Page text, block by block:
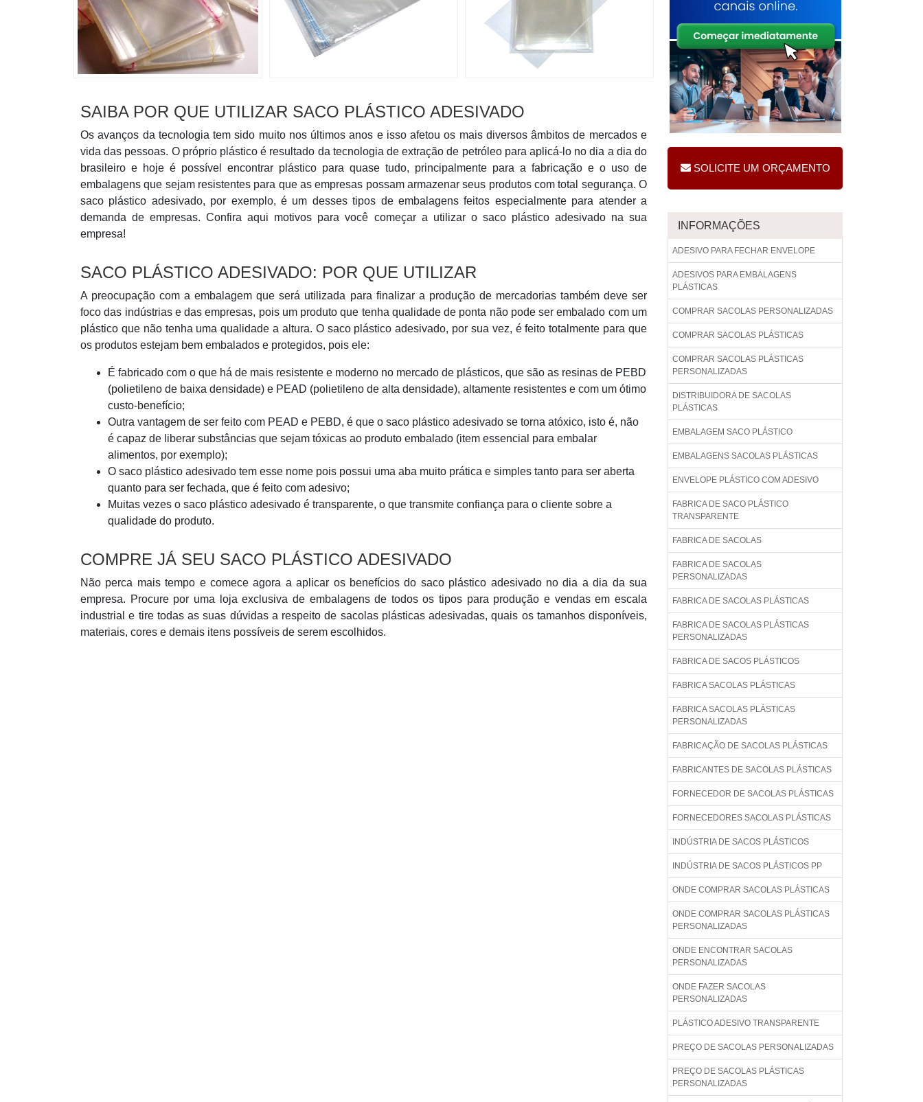
SAIBA POR QUE UTILIZAR SACO PLÁSTICO ADESIVADO
Os avanços da tecnologia tem sido muito nos últimos anos e isso afetou os mais diversos âmbitos de mercados e
vida das pessoas. O próprio plástico é resultado da tecnologia de extração de petróleo para aplicá-lo no dia a dia do
brasileiro e hoje é possível encontrar plástico para quase tudo, principalmente para a fabricação e o uso de
embalagens que sejam resistentes para que as empresas possam armazenar seus produtos com total segurança. O
saco plástico adesivado, por exemplo, é um desses tipos de embalagens feitos especialmente para atender a
demanda de empresas. Confira aqui motivos para você começar a utilizar o saco plástico adesivado na sua
empresa!
SACO PLÁSTICO ADESIVADO: POR QUE UTILIZAR
A preocupação com a embalagem que será utilizada para finalizar a produção de mercadorias também deve ser
foco das indústrias e das empresas, pois um produto que tenha qualidade de ponta não pode ser embalado com um
plástico que não tenha uma qualidade a altura. O saco plástico adesivado, por sua vez, é feito totalmente para que
os produtos estejam bem embalados e protegidos, pois ele:
É fabricado com o que há de mais resistente e moderno no mercado de plásticos, que são as resinas de PEBD
(polietileno de baixa densidade) e PEAD (polietileno de alta densidade), altamente resistentes e com um ótimo
custo-benefício;
Outra vantagem de ser feito com PEAD e PEBD, é que o saco plástico adesivado se torna atóxico, isto é, não
é capaz de liberar substâncias que sejam tóxicas ao produto embalado (item essencial para embalar
alimentos, por exemplo);
O saco plástico adesivado tem esse nome pois possui uma aba muito prática e simples tanto para ser aberta
quanto para ser fechada, que é feito com adesivo;
Muitas vezes o saco plástico adesivado é transparente, o que transmite confiança para o cliente sobre a
qualidade do produto.
COMPRE JÁ SEU SACO PLÁSTICO ADESIVADO
Não perca mais tempo e comece agora a aplicar os benefícios do saco plástico adesivado no dia a dia da sua
empresa. Procure por uma loja exclusiva de embalagens de todos os tipos para produção e vendas em escala
industrial e tire todas as suas dúvidas a respeito de sacolas plásticas adesivadas, quais os tamanhos disponíveis,
materiais, cores e demais itens possíveis de serem escolhidos.
SOLICITE UM ORÇAMENTO
INFORMAÇÕES
ADESIVO PARA FECHAR ENVELOPE
ADESIVOS PARA EMBALAGENS
PLÁSTICAS
COMPRAR SACOLAS PERSONALIZADAS
COMPRAR SACOLAS PLÁSTICAS
COMPRAR SACOLAS PLÁSTICAS
PERSONALIZADAS
DISTRIBUIDORA DE SACOLAS
PLÁSTICAS
EMBALAGEM SACO PLÁSTICO
EMBALAGENS SACOLAS PLÁSTICAS
ENVELOPE PLÁSTICO COM ADESIVO
FABRICA DE SACO PLÁSTICO
TRANSPARENTE
FABRICA DE SACOLAS
FABRICA DE SACOLAS
PERSONALIZADAS
FABRICA DE SACOLAS PLÁSTICAS
FABRICA DE SACOLAS PLÁSTICAS
PERSONALIZADAS
FABRICA DE SACOS PLÁSTICOS
FABRICA SACOLAS PLÁSTICAS
FABRICA SACOLAS PLÁSTICAS
PERSONALIZADAS
FABRICAÇÃO DE SACOLAS PLÁSTICAS
FABRICANTES DE SACOLAS PLÁSTICAS
FORNECEDOR DE SACOLAS PLÁSTICAS
FORNECEDORES SACOLAS PLÁSTICAS
INDÚSTRIA DE SACOS PLÁSTICOS
INDÚSTRIA DE SACOS PLÁSTICOS PP
ONDE COMPRAR SACOLAS PLÁSTICAS
ONDE COMPRAR SACOLAS PLÁSTICAS
PERSONALIZADAS
ONDE ENCONTRAR SACOLAS
PERSONALIZADAS
ONDE FAZER SACOLAS
PERSONALIZADAS
PLÁSTICO ADESIVO TRANSPARENTE
PREÇO DE SACOLAS PERSONALIZADAS
PREÇO DE SACOLAS PLÁSTICAS
PERSONALIZADAS